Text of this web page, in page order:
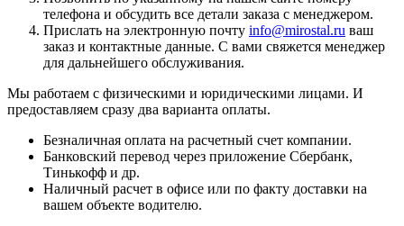
телефона и обсудить все детали заказа с менеджером.
Прислать на электронную почту info@mirostal.ru ваш
заказ и контактные данные. С вами свяжется менеджер
для дальнейшего обслуживания.
Мы работаем с физическими и юридическими лицами. И
предоставляем сразу два варианта оплаты.
Безналичная оплата на расчетный счет компании.
Банковский перевод через приложение Сбербанк,
Тинькофф и др.
Наличный расчет в офисе или по факту доставки на
вашем объекте водителю.